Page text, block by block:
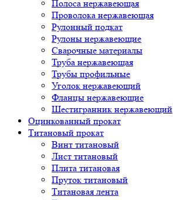
Полоса нержавеющая
Проволока нержавеющая
Рулонный подкат
Рулоны нержавеющие
Сварочные материалы
Труба нержавеющая
Трубы профильные
Уголок нержавеющий
Фланцы нержавеющие
Шестигранник нержавеющий
Оцинкованный прокат
Титановый прокат
Винт титановый
Лист титановый
Плита титановая
Пруток титановый
Титановая лента